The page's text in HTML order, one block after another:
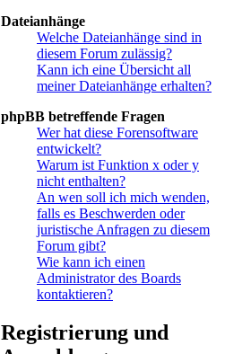
Dateianhänge
Welche Dateianhänge sind in
diesem Forum zulässig?
Kann ich eine Übersicht all
meiner Dateianhänge erhalten?
phpBB betreffende Fragen
Wer hat diese Forensoftware
entwickelt?
Warum ist Funktion x oder y
nicht enthalten?
An wen soll ich mich wenden,
falls es Beschwerden oder
juristische Anfragen zu diesem
Forum gibt?
Wie kann ich einen
Administrator des Boards
kontaktieren?
Registrierung und